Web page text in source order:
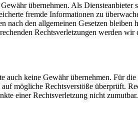
übernehmen. Als Diensteanbieter
fremde Informationen zu
den allgemeinen Gesetzen bleiben
Rechtsverletzungen werden wir
auch keine Gewähr übernehmen. Für die
mögliche Rechtsverstöße überprüft.
einer Rechtsverletzung nicht